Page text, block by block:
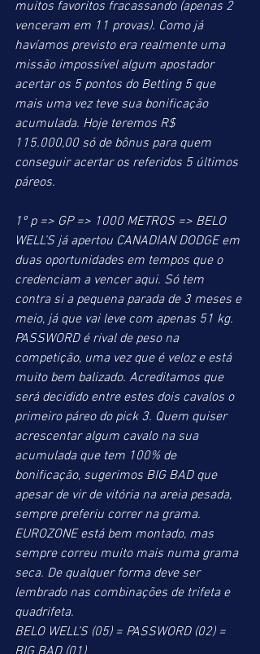
muitos favoritos fracassando (apenas 2
venceram em 11 provas). Como já
havíamos previsto era realmente uma
missão impossível algum apostador
acertar os 5 pontos do Betting 5 que
mais uma vez teve sua bonificação
acumulada. Hoje teremos R$
115.000,00 só de bônus para quem
conseguir acertar os referidos 5 últimos
páreos.
1º p => GP => 1000 METROS => BELO
WELL’S já apertou CANADIAN DODGE em
duas oportunidades em tempos que o
credenciam a vencer aqui. Só tem
contra si a pequena parada de 3 meses e
meio, já que vai leve com apenas 51 kg.
PASSWORD é rival de peso na
competição, uma vez que é veloz e está
muito bem balizado. Acreditamos que
será decidido entre estes dois cavalos o
primeiro páreo do pick 3. Quem quiser
acrescentar algum cavalo na sua
acumulada que tem 100% de
bonificação, sugerimos BIG BAD que
apesar de vir de vitória na areia pesada,
sempre preferiu correr na grama.
EUROZONE está bem montado, mas
sempre correu muito mais numa grama
seca. De qualquer forma deve ser
lembrado nas combinações de trifeta e
quadrifeta.
BELO WELL’S (05) = PASSWORD (02) =